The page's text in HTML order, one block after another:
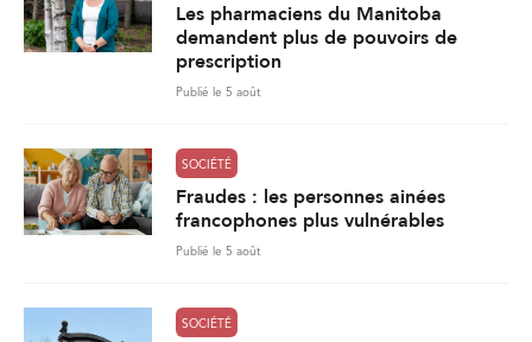
Les pharmaciens du Manitoba
demandent plus de pouvoirs de
prescription
Publié le 5 août
SOCIÉTÉ
Fraudes : les personnes ainées
francophones plus vulnérables
Publié le 5 août
SOCIÉTÉ